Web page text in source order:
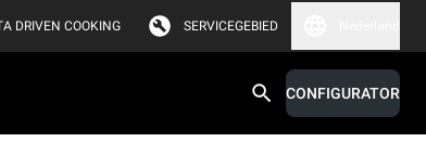
DRIVEN COOKING SERVICEGEBIED
CONFIGURATOR